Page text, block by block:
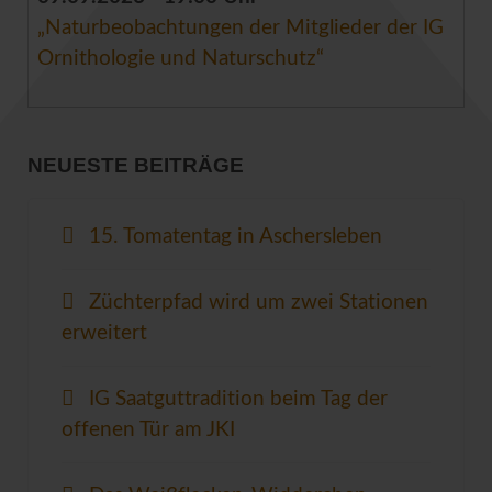
„Naturbeobachtungen der Mitglieder der IG
Ornithologie und Naturschutz“
NEUESTE BEITRÄGE
15. Tomatentag in Aschersleben
Züchterpfad wird um zwei Stationen
erweitert
IG Saatguttradition beim Tag der
offenen Tür am JKI